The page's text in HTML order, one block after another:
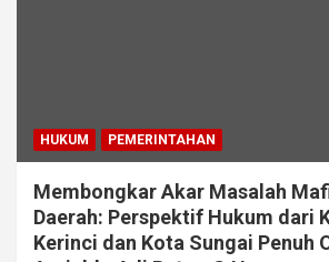
HUKUM PEMERINTAHAN
Membongkar Akar Masalah
Daerah: Perspektif Hukum dari
Kerinci dan Kota Sungai Penuh